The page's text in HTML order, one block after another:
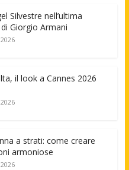
Silvestre nell’ultima
Giorgio Armani
il look a Cannes 2026
a strati: come creare
armoniose